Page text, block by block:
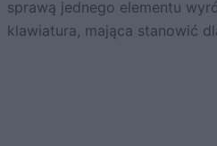
sprawą jednego elementu
klawiatura, mająca stanowić